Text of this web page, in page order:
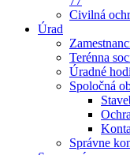
Civilná
Úrad
Terénna
Úradné
Spoločná
Správne